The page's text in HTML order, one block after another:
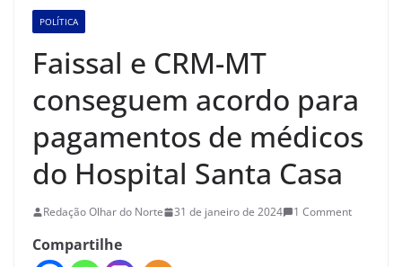
POLÍTICA
Faissal e CRM-MT
conseguem acordo para
pagamentos de médicos
do Hospital Santa Casa
Redação Olhar do Norte 31 de janeiro de 2024 1 Comment
Compartilhe